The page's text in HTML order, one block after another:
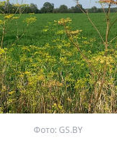
Фото: GS.BY